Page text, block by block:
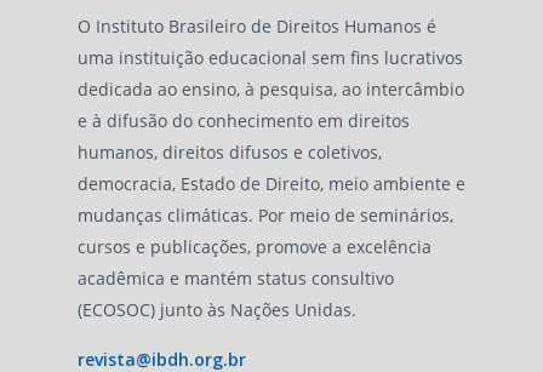
O Instituto Brasileiro de Direitos Humanos é
uma instituição educacional sem fins lucrativos
dedicada ao ensino, à pesquisa, ao intercâmbio
e à difusão do conhecimento em direitos
humanos, direitos difusos e coletivos,
democracia, Estado de Direito, meio ambiente e
mudanças climáticas. Por meio de seminários,
cursos e publicações, promove a excelência
acadêmica e mantém status consultivo
(ECOSOC) junto às Nações Unidas.
revista@ibdh.org.br